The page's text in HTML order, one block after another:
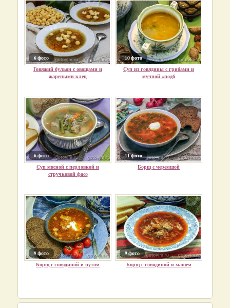
6 фото
Говяжий бульон с овощами и
жареными клец
10 фото
Суп из говядины с грибами и
мучной «подб
6 фото
Суп мясной с перловкой и
стручковой фасо
11 фото
Борщ с черемшой
9 фото
Борщ с говядиной и нутом
9 фото
Борщ с говядиной и машем